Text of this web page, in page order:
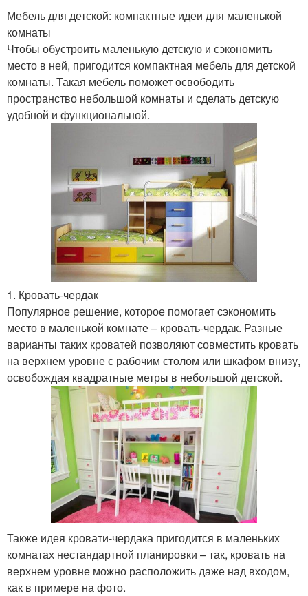
Мебель для детской: компактные идеи для маленькой
комнаты
Чтобы обустроить маленькую детскую и сэкономить
место в ней, пригодится компактная мебель для детской
комнаты. Такая мебель поможет освободить
пространство небольшой комнаты и сделать детскую
удобной и функциональной.
1. Кровать-чердак
Популярное решение, которое помогает сэкономить
место в маленькой комнате – кровать-чердак. Разные
варианты таких кроватей позволяют совместить кровать
на верхнем уровне с рабочим столом или шкафом внизу,
освобождая квадратные метры в небольшой детской.
Также идея кровати-чердака пригодится в маленьких
комнатах нестандартной планировки – так, кровать на
верхнем уровне можно расположить даже над входом,
как в примере на фото.